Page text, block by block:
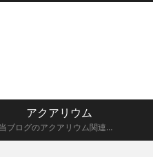
アクアリウム
当ブログのアクアリウム関連記事一覧になります。メダカ、グッピーなど。